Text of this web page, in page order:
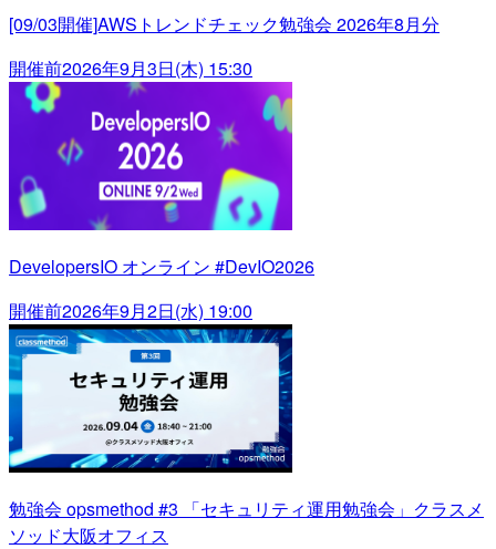
[09/03開催]AWSトレンドチェック勉強会 2026年8月分
開催前2026年9月3日(木) 15:30
DevelopersIO オンライン #DevIO2026
開催前2026年9月2日(水) 19:00
勉強会 opsmethod #3 「セキュリティ運用勉強会」クラスメ
ソッド大阪オフィス